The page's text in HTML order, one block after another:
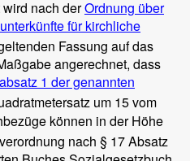
nach derOrdnung über
für kirchliche
Fassung auf das
angerechnet, dass
1 der genannten
um 15 vom
können in der Höhe
nach § 17 Absatz